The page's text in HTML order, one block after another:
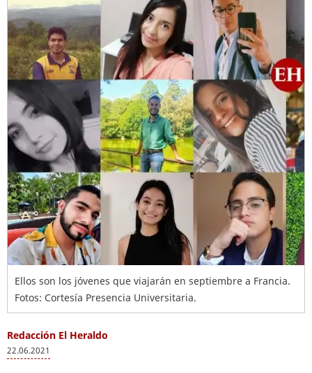
Ellos son los jóvenes que viajarán en septiembre a Francia.
Fotos: Cortesía Presencia Universitaria.
Redacción El Heraldo
22.06.2021